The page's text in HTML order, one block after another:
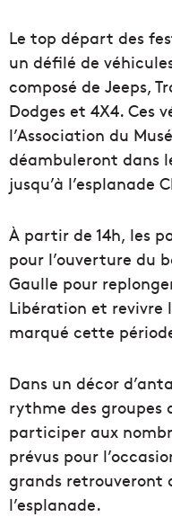
Le top départ des
un défilé de
composé de Jeeps,
Dodges et 4X4. Ces
l’Association du
déambuleront dans
jusqu’à l’esplanade
À partir de 14h, les
pour l’ouverture du
Gaulle pour
Libération et revivre
marqué cette
Dans un décor
rythme des groupes
participer aux
prévus pour
grands retrouveront
l’esplanade.